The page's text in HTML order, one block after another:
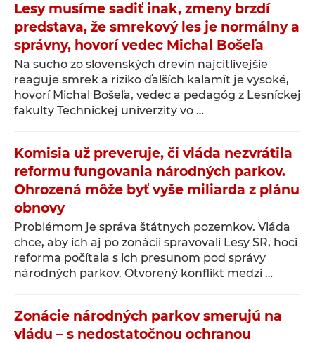
Lesy musíme sadiť inak, zmeny brzdí
predstava, že smrekový les je normálny a
správny, hovorí vedec Michal Bošeľa
Na sucho zo slovenských drevín najcitlivejšie
reaguje smrek a riziko ďalších kalamít je vysoké,
hovorí Michal Bošeľa, vedec a pedagóg z Lesníckej
fakulty Technickej univerzity vo …
Komisia už preveruje, či vláda nezvrátila
reformu fungovania národných parkov.
Ohrozená môže byť vyše miliarda z plánu
obnovy
Problémom je správa štátnych pozemkov. Vláda
chce, aby ich aj po zonácii spravovali Lesy SR, hoci
reforma počítala s ich presunom pod správy
národných parkov. Otvorený konflikt medzi …
Zonácie národných parkov smerujú na
vládu – s nedostatočnou ochranou